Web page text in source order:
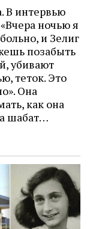
В интервью
ночью я
и Зелиг
позабыть
убивают
теток. Это
Она
как она
шабат…